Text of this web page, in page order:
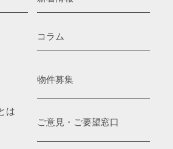
は
コラム
物件募集
ご意見・ご要望窓口